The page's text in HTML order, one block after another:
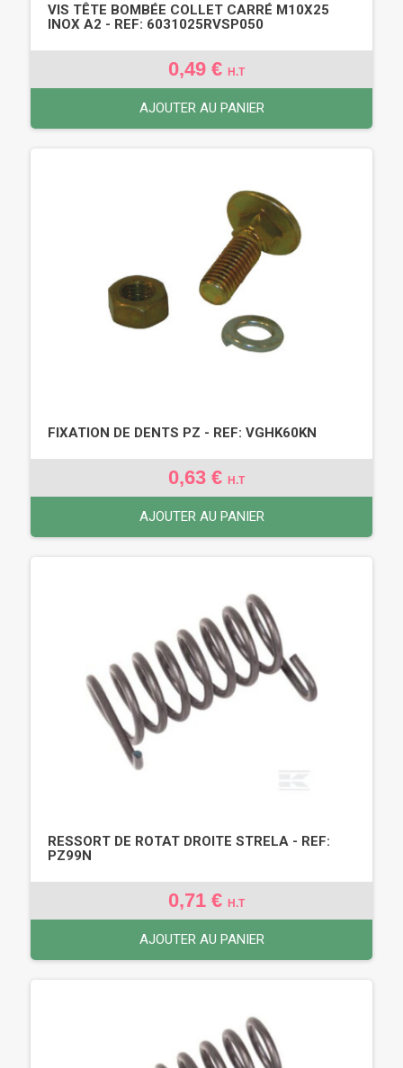
VIS TÊTE BOMBÉE COLLET CARRÉ M10X25
INOX A2 - REF: 6031025RVSP050
0,49 € H.T
AJOUTER AU PANIER
FIXATION DE DENTS PZ - REF: VGHK60KN
0,63 € H.T
AJOUTER AU PANIER
RESSORT DE ROTAT DROITE STRELA - REF:
PZ99N
0,71 € H.T
AJOUTER AU PANIER